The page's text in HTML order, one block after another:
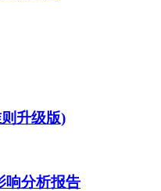
升级版)
响分析报告